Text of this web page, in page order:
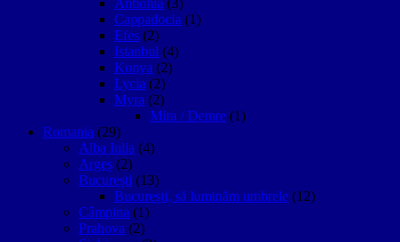
Cappadocia (1)
Efes (2)
Istanbul (4)
Konya (2)
Lycia (2)
Myra (2)
Mira / Demre (1)
Romania (29)
Alba Iulia (4)
Argeș (2)
București (13)
București, să luminăm umbrele (12)
Câmpina (1)
Prahova (2)